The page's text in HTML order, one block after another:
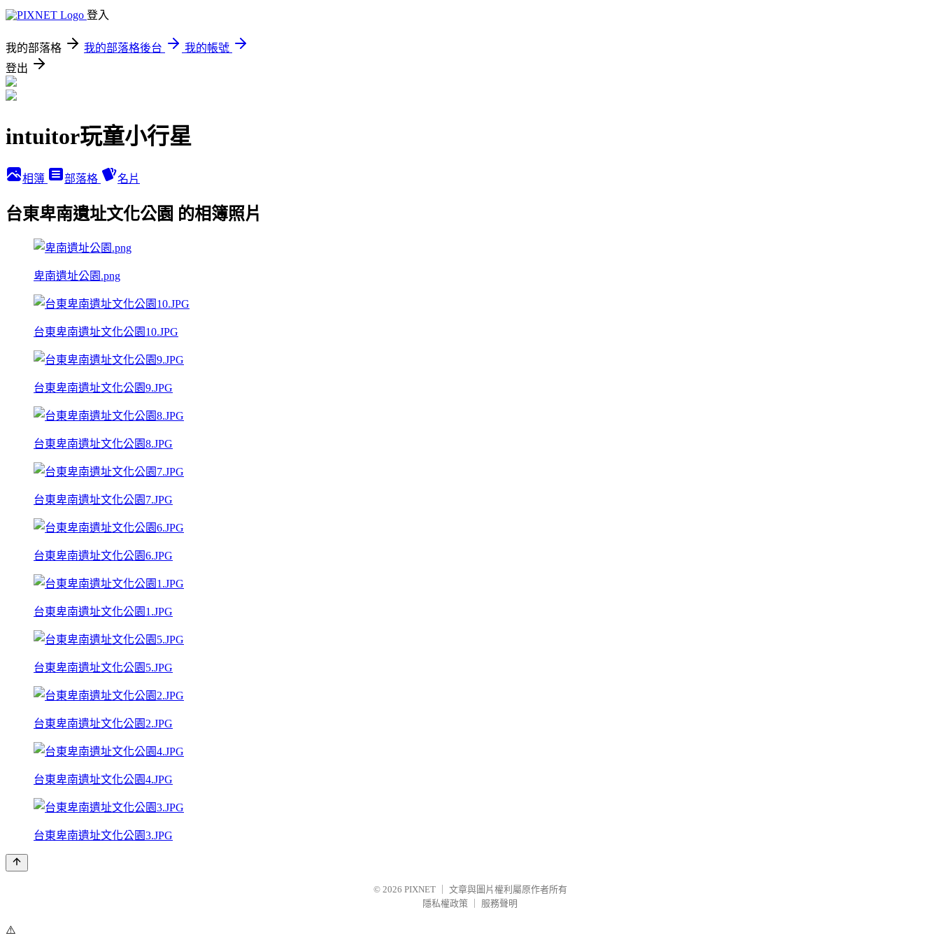
登入
我的部落格 我的部落格後台
我的帳號
登出
intuitor玩童小行星
相簿 部落格 名片
台東卑南遺址文化公園 的相簿照片
卑南遺址公園.png
台東卑南遺址文化公園10.JPG
台東卑南遺址文化公園9.JPG
台東卑南遺址文化公園8.JPG
台東卑南遺址文化公園7.JPG
台東卑南遺址文化公園6.JPG
台東卑南遺址文化公園1.JPG
台東卑南遺址文化公園5.JPG
台東卑南遺址文化公園2.JPG
台東卑南遺址文化公園4.JPG
台東卑南遺址文化公園3.JPG
© 2026 PIXNET
文章與圖片權利屬原作者所有
隱私權政策
服務聲明
⚠️